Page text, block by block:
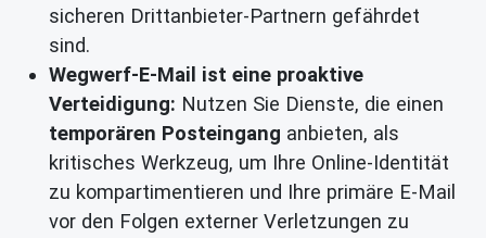
sicheren Drittanbieter-Partnern gefährdet
sind.
Wegwerf-E-Mail ist eine proaktive
Verteidigung: Nutzen Sie Dienste, die einen
temporären Posteingang anbieten, als
kritisches Werkzeug, um Ihre Online-Identität
zu kompartimentieren und Ihre primäre E-Mail
vor den Folgen externer Verletzungen zu